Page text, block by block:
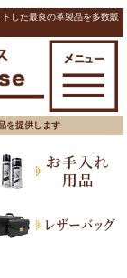
した最良の革製品を多数販
を提供します